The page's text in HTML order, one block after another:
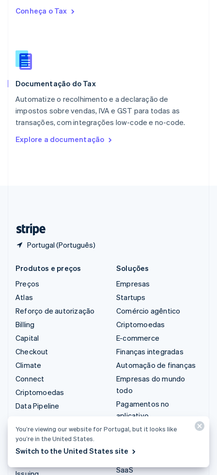
Conheça o Tax
Documentação do Tax
Automatize o recolhimento e a declaração de
impostos sobre vendas, IVA e GST para todas as
transações, com integrações low-code e no-code.
Explore a documentação
Portugal (Português)
Países Baixos
Portugal
Português
English简体中文
Reino Unido
República Tcheca
English
English
Produtos e preços
Preços
Atlas
Reforço de autorização
Billing
Capital
Checkout
Climate
Connect
Criptomoedas
Data Pipeline
Financial Connections
Identity
Soluções
Empresas
Startups
Comércio agêntico
Criptomoedas
E-commerce
Finanças integradas
Automação de finanças
Empresas do mundo
todo
Pagamentos no
aplicativo
Marketplaces
Plataformas
SaaS
You’re viewing our website for Portugal, but it looks like
you’re in the United States.
Switch to the United States site